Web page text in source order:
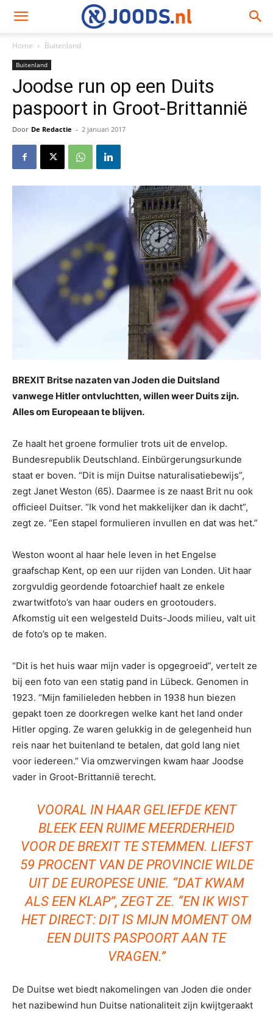
Home Buitenland
Buitenland
Joodse run op een Duits
paspoort in Groot-Brittannië
Door De Redactie - 2 januari 2017
BREXIT Britse nazaten van Joden die Duitsland
vanwege Hitler ontvluchtten, willen weer Duits zijn.
Alles om Europeaan te blijven.
Ze haalt het groene formulier trots uit de envelop.
Bundesrepublik Deutschland. Einbürgerungsurkunde
staat er boven. “Dit is mijn Duitse naturalisatiebewijs”,
zegt Janet Weston (65). Daarmee is ze naast Brit nu ook
officieel Duitser. “Ik vond het makkelijker dan ik dacht”,
zegt ze. “Een stapel formulieren invullen en dat was het.”
Weston woont al haar hele leven in het Engelse
graafschap Kent, op een uur rijden van Londen. Uit haar
zorgvuldig geordende fotoarchief haalt ze enkele
zwartwitfoto’s van haar ouders en grootouders.
Afkomstig uit een welgesteld Duits-Joods milieu, valt uit
de foto’s op te maken.
“Dit is het huis waar mijn vader is opgegroeid”, vertelt ze
bij een foto van een statig pand in Lübeck. Genomen in
1923. “Mijn familieleden hebben in 1938 hun biezen
gepakt toen ze doorkregen welke kant het land onder
Hitler opging. Ze waren gelukkig in de gelegenheid hun
reis naar het buitenland te betalen, dat gold lang niet
voor iedereen.” Via omzwervingen kwam haar Joodse
vader in Groot-Brittannië terecht.
VOORAL IN HAAR GELIEFDE KENT
BLEEK EEN RUIME MEERDERHEID
VOOR DE BREXIT TE STEMMEN. LIEFST
59 PROCENT VAN DE PROVINCIE WILDE
UIT DE EUROPESE UNIE. “DAT KWAM
ALS EEN KLAP”, ZEGT ZE. “EN IK WIST
HET DIRECT: DIT IS MIJN MOMENT OM
EEN DUITS PASPOORT AAN TE
VRAGEN.”
De Duitse wet biedt nakomelingen van Joden die onder
het nazibewind hun Duitse nationaliteit zijn kwijtgeraakt